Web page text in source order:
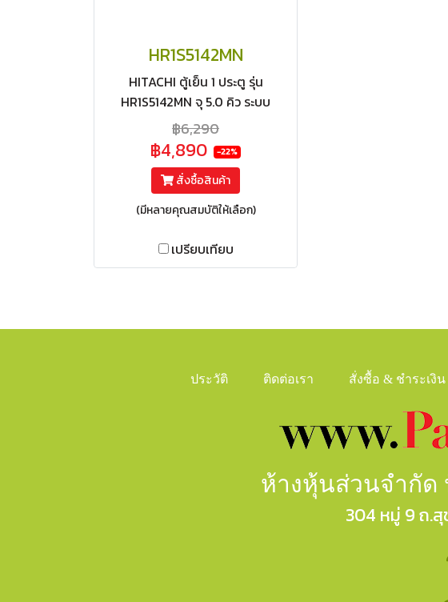
HR1S5142MN
HITACHI ตู้เย็น 1 ประตู รุ่น
HR1S5142MN จุ 5.0 คิว ระบบ
ละลายน้ำแข็งอัตโนมัติ (i-
Defrost)
฿6,290
฿4,890 -22%
สั่งซื้อสินค้า
(มีหลายคุณสมบัติให้เลือก)
เปรียบเทียบ
ประวัติ ติดต่อเรา สั่งซื้อ & ชำระเงิน
ห้างหุ้นส่วนจำกั
304 หมู่ 9 ถ.สุ